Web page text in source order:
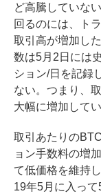
ど高騰していな
回るのには、ト
取引高が増加し
数は5月2日には
ション/日を記録
ない。つまり、
大幅に増加して
取引あたりの
ョン手数料の増
て低価格を維持
19年5月に入っ